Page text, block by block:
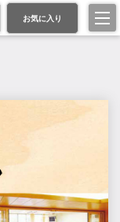
お気に入り